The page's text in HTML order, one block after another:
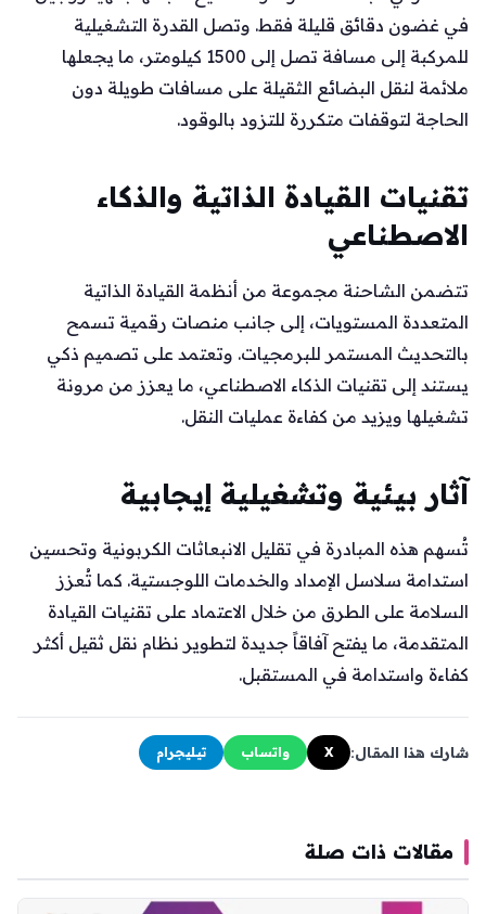
في غضون دقائق قليلة فقط. وتصل القدرة التشغيلية
للمركبة إلى مسافة تصل إلى 1500 كيلومتر، ما يجعلها
ملائمة لنقل البضائع الثقيلة على مسافات طويلة دون
الحاجة لتوقفات متكررة للتزود بالوقود.
تقنيات القيادة الذاتية والذكاء
الاصطناعي
تتضمن الشاحنة مجموعة من أنظمة القيادة الذاتية
المتعددة المستويات، إلى جانب منصات رقمية تسمح
بالتحديث المستمر للبرمجيات. وتعتمد على تصميم ذكي
يستند إلى تقنيات الذكاء الاصطناعي، ما يعزز من مرونة
تشغيلها ويزيد من كفاءة عمليات النقل.
آثار بيئية وتشغيلية إيجابية
تُسهم هذه المبادرة في تقليل الانبعاثات الكربونية وتحسين
استدامة سلاسل الإمداد والخدمات اللوجستية. كما تُعزز
السلامة على الطرق من خلال الاعتماد على تقنيات القيادة
المتقدمة، ما يفتح آفاقاً جديدة لتطوير نظام نقل ثقيل أكثر
كفاءة واستدامة في المستقبل.
شارك هذا المقال: X واتساب تيليجرام
مقالات ذات صلة